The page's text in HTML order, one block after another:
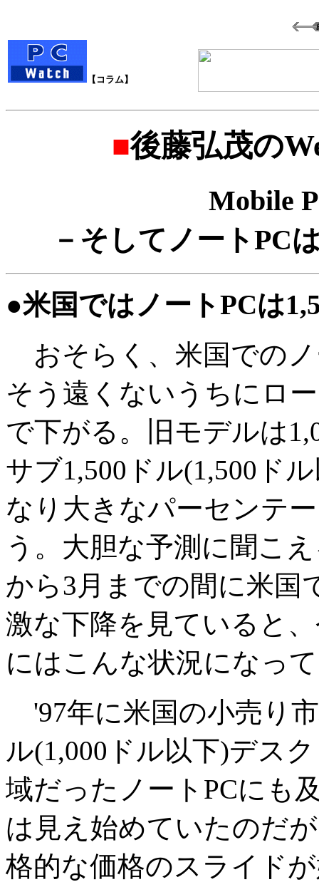
【コラム】
■後藤弘茂の
Mobile
－そしてノートPC
●米国ではノートPCは
おそらく、米国でのノ
そう遠くないうちにロ
で下がる。旧モデルは
サブ1,500ドル(1,500ド
なり大きなパーセンテ
う。大胆な予測に聞こ
から3月までの間に米国
激な下降を見ていると
にはこんな状況になっ
'97年に米国の小売り
ル(1,000ドル以下)デス
域だったノートPCにも
は見え始めていたのだ
格的な価格のスライド